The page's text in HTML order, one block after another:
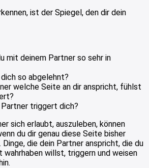
ist der Spiegel, den dir dein
mit deinem Partner so sehr in
so abgelehnt?
welche Seite an dir anspricht, fühlst
Partner triggert dich?
sich erlaubt, auszuleben, können
du dir genau diese Seite bisher
die dein Partner anspricht, die du
willst, triggern und weisen